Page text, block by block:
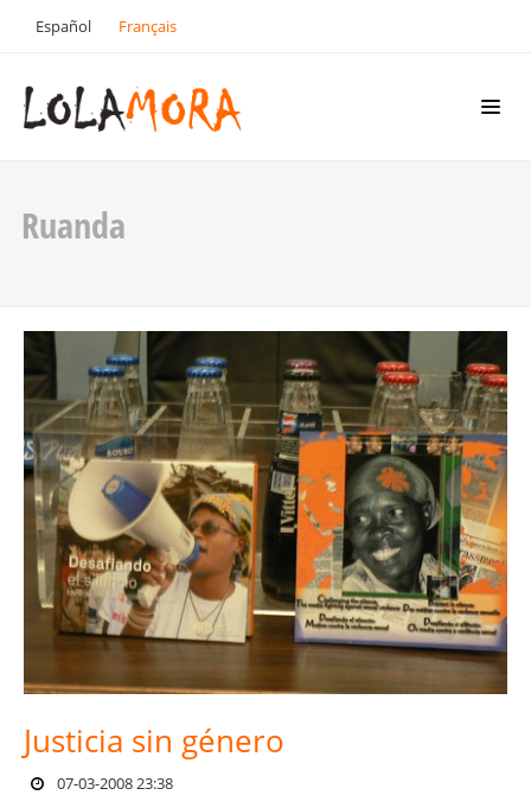
Español Français
Ruanda
Justicia sin género
07-03-2008 23:38